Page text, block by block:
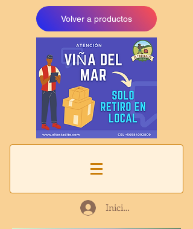
Volver a productos
Iniciar sesión